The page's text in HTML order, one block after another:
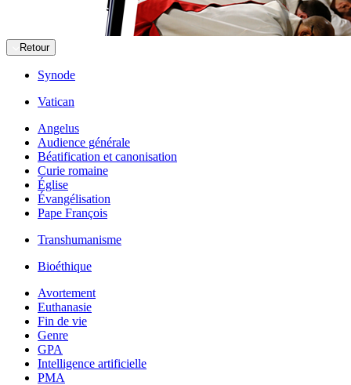
Retour
Synode
Vatican
Angelus
Audience générale
Béatification et canonisation
Curie romaine
Église
Évangélisation
Pape François
Transhumanisme
Bioéthique
Avortement
Euthanasie
Fin de vie
Genre
GPA
Intelligence artificielle
PMA